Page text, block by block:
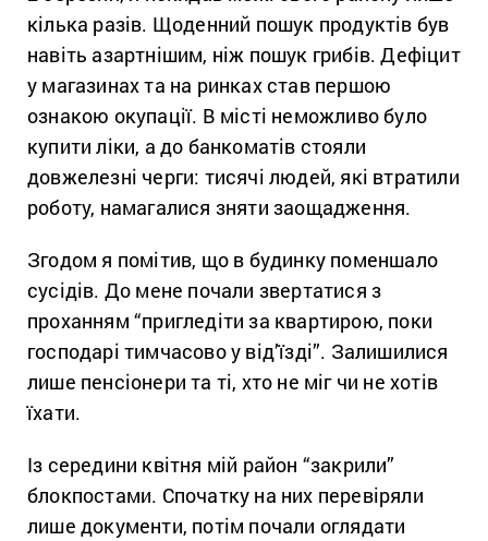
кілька разів. Щоденний пошук продуктів був
навіть азартнішим, ніж пошук грибів. Дефіцит
у магазинах та на ринках став першою
ознакою окупації. В місті неможливо було
купити ліки, а до банкоматів стояли
довжелезні черги: тисячі людей, які втратили
роботу, намагалися зняти заощадження.
Згодом я помітив, що в будинку поменшало
сусідів. До мене почали звертатися з
проханням “пригледіти за квартирою, поки
господарі тимчасово у від’їзді”. Залишилися
лише пенсіонери та ті, хто не міг чи не хотів
їхати.
Із середини квітня мій район “закрили”
блокпостами. Спочатку на них перевіряли
лише документи, потім почали оглядати